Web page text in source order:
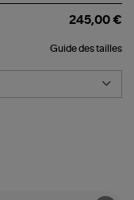
245,00 €
Guide des tailles